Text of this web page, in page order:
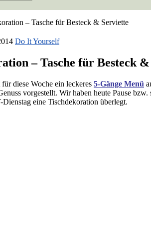
– Tasche für Besteck & Serviette
Do It Yourself
– Tasche für Besteck
diese Woche ein leckeres 5-Gänge Menü
vorgestellt. Wir haben heute Pause
eine Tischdekoration überlegt.